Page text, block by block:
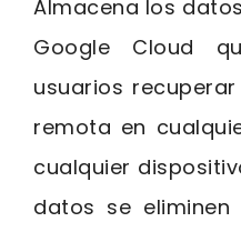
Almacena los
Google Cloud
usuarios
remota en
cualquier
datos se eliminen